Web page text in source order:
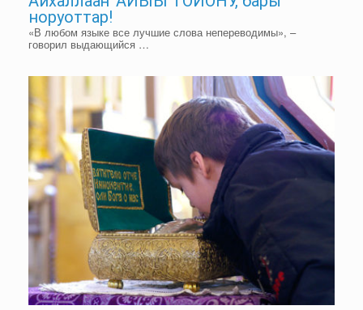
норуоттар!
«В любом языке все лучшие слова непереводимы», –
говорил выдающийся …